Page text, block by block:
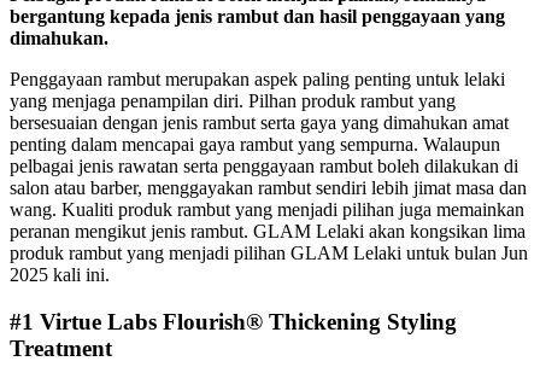
bergantung kepada jenis rambut dan hasil penggayaan yang
dimahukan.
Penggayaan rambut merupakan aspek paling penting untuk lelaki
yang menjaga penampilan diri. Pilhan produk rambut yang
bersesuaian dengan jenis rambut serta gaya yang dimahukan amat
penting dalam mencapai gaya rambut yang sempurna. Walaupun
pelbagai jenis rawatan serta penggayaan rambut boleh dilakukan di
salon atau barber, menggayakan rambut sendiri lebih jimat masa dan
wang. Kualiti produk rambut yang menjadi pilihan juga memainkan
peranan mengikut jenis rambut. GLAM Lelaki akan kongsikan lima
produk rambut yang menjadi pilihan GLAM Lelaki untuk bulan Jun
2025 kali ini.
#1 Virtue Labs Flourish® Thickening Styling
Treatment